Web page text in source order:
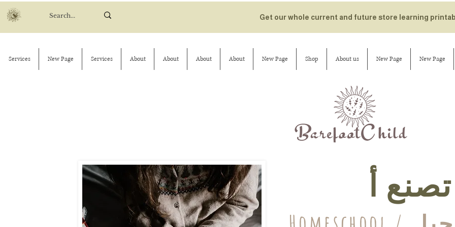
Get our whole current and future store learning
Services New Page Services About About About About New Page Shop About us New Page New Page
أ